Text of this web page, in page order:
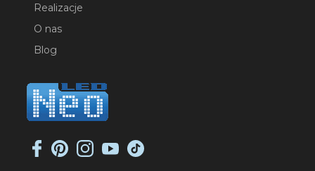
Realizacje
O nas
Blog